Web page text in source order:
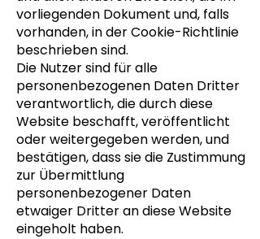
vorliegenden Dokument und, falls
vorhanden, in der Cookie-Richtlinie
beschrieben sind.
Die Nutzer sind für alle
personenbezogenen Daten Dritter
verantwortlich, die durch diese
Website beschafft, veröffentlicht
oder weitergegeben werden, und
bestätigen, dass sie die Zustimmung
zur Übermittlung
personenbezogener Daten
etwaiger Dritter an diese Website
eingeholt haben.